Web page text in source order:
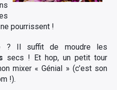
pourrissent !
? Il suffit de moudre les
secs ! Et hop, un petit tour
mixer « Génial » (c’est son
!).